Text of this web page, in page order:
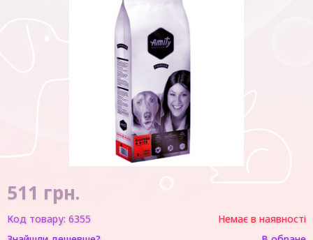
511 грн.
Код товару: 6355
Немає в наявності